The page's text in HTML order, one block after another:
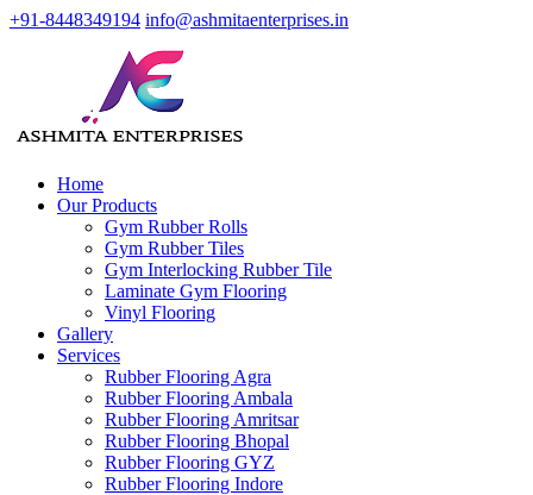
+91-8448349194 info@ashmitaenterprises.in
Home
Our Products
Gym Rubber Rolls
Gym Rubber Tiles
Gym Interlocking Rubber Tile
Laminate Gym Flooring
Vinyl Flooring
Gallery
Services
Rubber Flooring Agra
Rubber Flooring Ambala
Rubber Flooring Amritsar
Rubber Flooring Bhopal
Rubber Flooring GYZ
Rubber Flooring Indore